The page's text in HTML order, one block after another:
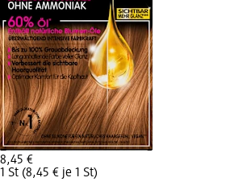
8,45 €
1 St (8,45 € je 1 St)